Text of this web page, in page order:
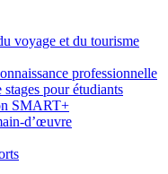
voyage et du tourisme
professionnelle
pour étudiants
SMART+
d’œuvre